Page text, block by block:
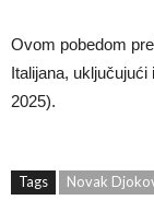
Ovom pobedom
Italijana,
2025).
Tags Novak